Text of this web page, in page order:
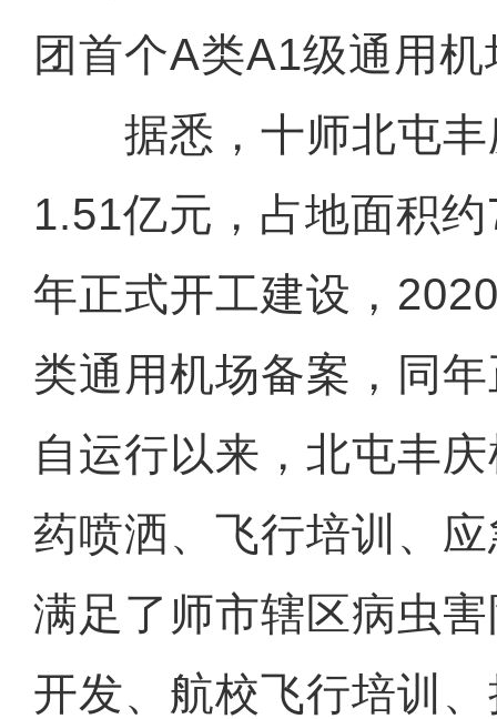
团首个A类A1级通用
据悉，十师北屯丰
1.51亿元，占地面积
年正式开工建设，
类通用机场备案，同
自运行以来，北屯丰
药喷洒、飞行培训、
满足了师市辖区病虫
开发、航校飞行培训